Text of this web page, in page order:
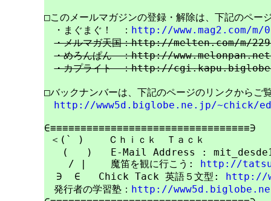
□このメールマガジンの登録・解除は、下記のペー
・まぐまぐ！　： http://www.mag2.com/m/
・メルマガ天国：http://melten.com/m/
・めろんぱん　：http://
・カプライト　：http://
□バックナンバーは、下記のページのリンクからご
http://www5d.biglobe.ne.jp/~chick/
∈≡≡≡≡≡≡≡≡≡≡≡≡≡≡≡≡≡≡≡≡≡≡≡≡≡≡≡≡≡≡≡≡≡∋
＜(` )    Ｃｈｉｃｋ　Ｔａｃｋ
(   )   E-Mail Address :
    / |    魔笛を観に行こう:
http://
  ∋  ∈   Chick Tack 英語５文型:
http://
発行者の学習塾： http://